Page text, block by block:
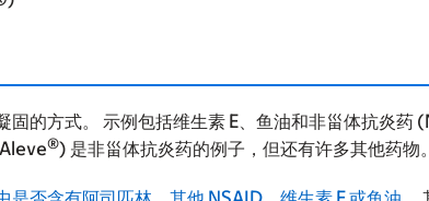
固的方式。 示例包括维生素 E、鱼油和非甾体抗炎药
®) 是非甾体抗炎药的例子，但还有许多其他药物。